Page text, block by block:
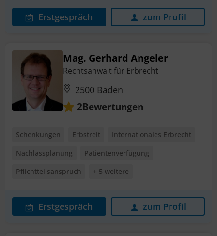
Erstgespräch zum Profil
Mag. Gerhard Angeler
Rechtsanwalt für Erbrecht
2500 Baden
2Bewertungen
Schenkungen Erbstreit
Internationales Erbrecht
Nachlassplanung
Patientenverfügung
Pflichtteilsanspruch
+ 5 weitere
Erstgespräch zum Profil